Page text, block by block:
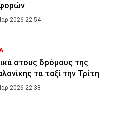
2026 22:54
στους δρόμους της
τα ταξί την Τρίτη
2026 22:38